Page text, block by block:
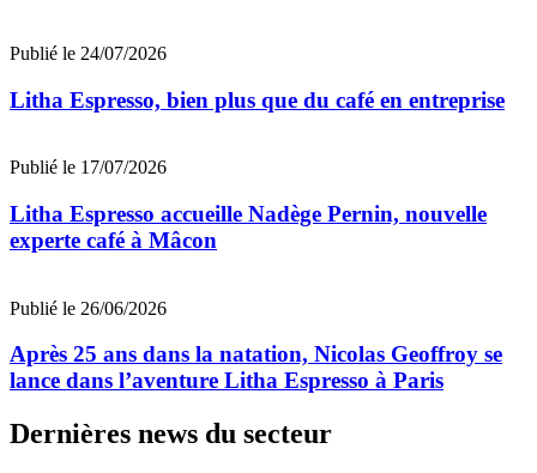
Publié le 24/07/2026
Litha Espresso, bien plus que du café en entreprise
Publié le 17/07/2026
Litha Espresso accueille Nadège Pernin, nouvelle
experte café à Mâcon
Publié le 26/06/2026
Après 25 ans dans la natation, Nicolas Geoffroy se
lance dans l’aventure Litha Espresso à Paris
Dernières news du secteur